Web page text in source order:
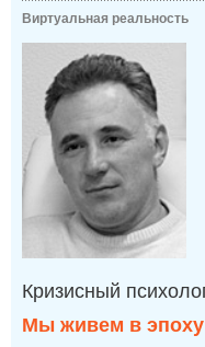
Виртуальная реальность
Кризисный
Мы живем в